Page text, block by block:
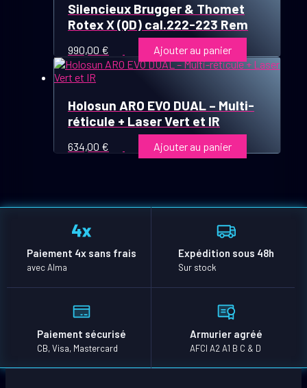
Silencieux Brugger & Thomet
Rotex X (QD) cal.222-223 Rem
990,00 € Ajouter au panier
Holosun ARO EVO DUAL – Multi-
réticule + Laser Vert et IR
634,00 € Ajouter au panier
Paiement 4x sans frais
avec Alma
Expédition sous 48h
Sur stock
Paiement sécurisé
CB, Visa, Mastercard
Armurier agréé
AFCI A2 A1 B C & D